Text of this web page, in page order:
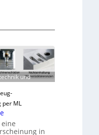
und
per ML
in